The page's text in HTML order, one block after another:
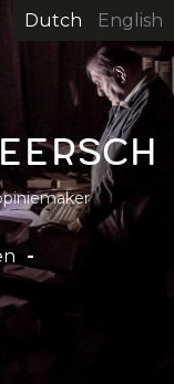
Dutch English